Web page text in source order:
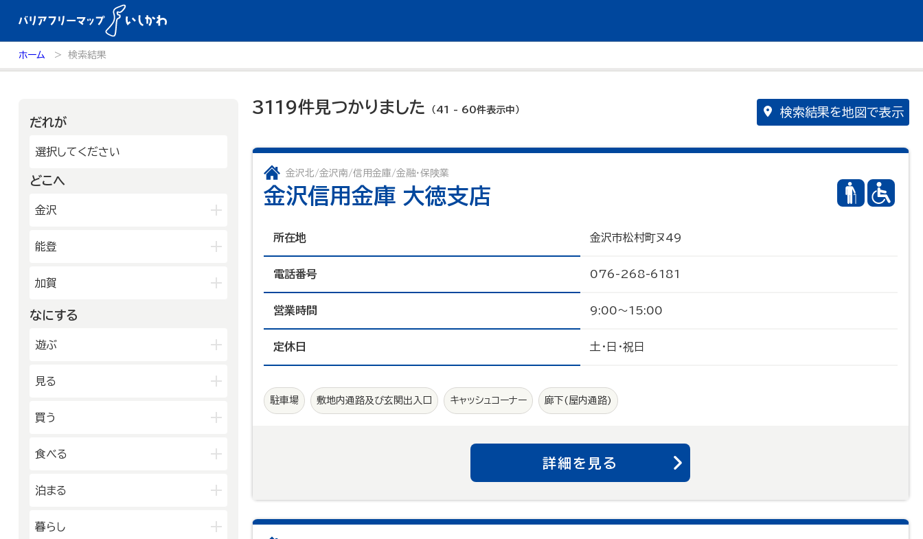
ホーム 検索結果
だれが
選択してください
どこへ
金沢
兼六園・金沢城・21世紀美術館周
辺
近江町市場周辺
金沢中央
能登
輪島朝市周辺
能登中央
加賀
山代温泉
なにする
遊ぶ
公園
見る
映画館
劇場・能楽堂
買う
デパート・ショッピングセンター
スーパーマーケット・コンビニ
その他の小売業
食べる
和食
テイクアウト・デリバリー
泊まる
旅館
暮らし
3119件見つかりました （41 - 60件表示中） 検索結果を地図で表示
金沢北/金沢南/信用金庫/金融・保険業
金沢信用金庫 大徳支店
所在地 金沢市松村町ヌ49
電話番号 076-268-6181
営業時間 9:00～15:00
定休日 土・日・祝日
駐車場 敷地内通路及び玄関出入口 キャッシュコーナー 廊下(屋内通路)
詳細を見る